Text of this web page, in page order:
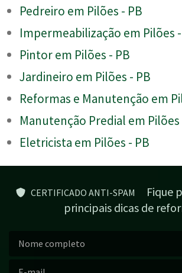
Pedreiro em Pilões - PB
Impermeabilização em Pilões
Pintor em Pilões - PB
Jardineiro em Pilões - PB
Reformas e Manutenção em
Manutenção Predial em Pilões
Eletricista em Pilões - PB
CERTIFICADO ANTI-SPAM
Fique
principais dicas de